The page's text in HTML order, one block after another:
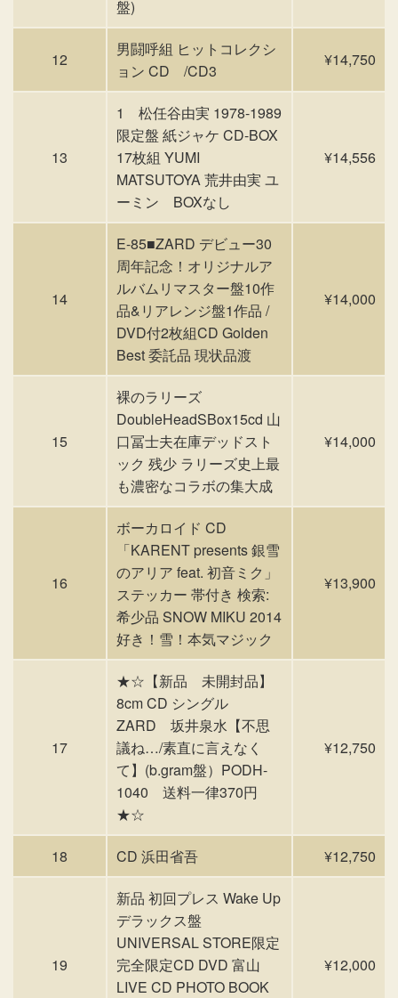
盤)
12
男闘呼組 ヒットコレクシ
ョン CD /CD3
¥14,750
13
1 松任谷由実 1978-1989
限定盤 紙ジャケ CD-BOX
17枚組 YUMI
MATSUTOYA 荒井由実 ユ
ーミン BOXなし
¥14,556
14
E-85■ZARD デビュー30
周年記念！オリジナルア
ルバムリマスター盤10作
品&リアレンジ盤1作品 /
DVD付2枚組CD Golden
Best 委託品 現状品渡
¥14,000
15
裸のラリーズ
DoubleHeadSBox15cd 山
口冨士夫在庫デッドスト
ック 残少 ラリーズ史上最
も濃密なコラボの集大成
¥14,000
16
ボーカロイド CD
「KARENT presents 銀雪
のアリア feat. 初音ミク」
ステッカー 帯付き 検索:
希少品 SNOW MIKU 2014
好き！雪！本気マジック
¥13,900
17
★☆【新品 未開封品】
8cm CD シングル
ZARD 坂井泉水【不思
議ね…/素直に言えなく
て】(b.gram盤）PODH-
1040 送料一律370円
★☆
¥12,750
18 CD 浜田省吾 ¥12,750
19
新品 初回プレス Wake Up
デラックス盤
UNIVERSAL STORE限定
完全限定CD DVD 富山
LIVE CD PHOTO BOOK
¥12,000